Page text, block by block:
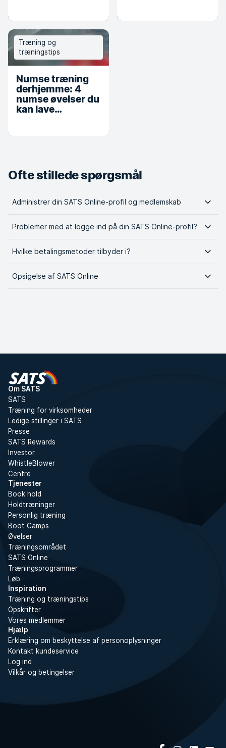
Træning og
træningstips
Numse træning
derhjemme: 4
numse øvelser du
kan lave
Ofte stillede spørgsmål
Administrer din SATS Online-profil og medlemskab
Problemer med at logge ind på din SATS Online-profil?
Hvilke betalingsmetoder tilbyder i?
Opsigelse af SATS Online
Om SATS
SATS
Træning for virksomheder
Ledige stillinger i SATS
Presse
SATS Rewards
Investor
WhistleBlower
Centre
Tjenester
Book hold
Holdtræninger
Personlig træning
Boot Camps
Øvelser
Træningsområdet
SATS Online
Træningsprogrammer
Løb
Inspiration
Træning og træningstips
Opskrifter
Vores medlemmer
Hjælp
Erklæring om beskyttelse af personoplysninger
Kontakt kundeservice
Log ind
Vilkår og betingelser